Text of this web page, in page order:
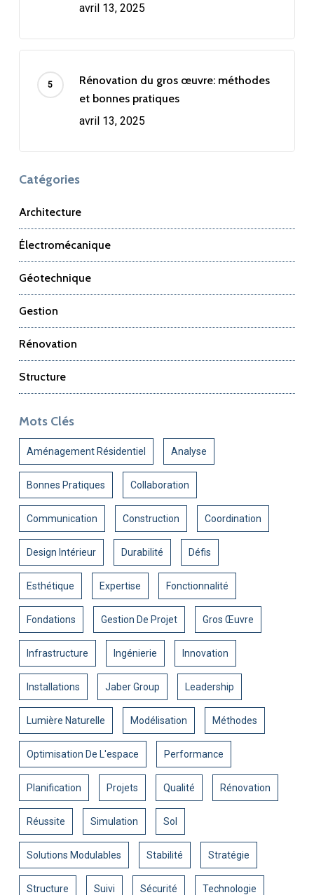
avril 13, 2025
Rénovation du gros œuvre: méthodes
et bonnes pratiques
avril 13, 2025
Catégories
Architecture
Électromécanique
Géotechnique
Gestion
Rénovation
Structure
Mots Clés
Aménagement Résidentiel Analyse
Bonnes Pratiques Collaboration
Communication Construction Coordination
Design Intérieur Durabilité Défis
Esthétique Expertise Fonctionnalité
Fondations Gestion De Projet Gros Œuvre
Infrastructure Ingénierie Innovation
Installations Jaber Group Leadership
Lumière Naturelle Modélisation Méthodes
Optimisation De L'espace Performance
Planification Projets Qualité Rénovation
Réussite Simulation Sol
Solutions Modulables Stabilité Stratégie
Structure Suivi Sécurité Technologie